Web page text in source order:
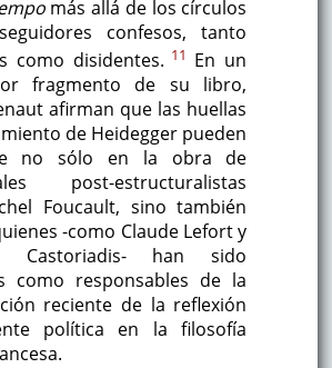
más allá de los círculos
confesos, tanto
como disidentes. 11 En un
fragmento de su libro,
afirman que las huellas
de Heidegger pueden
no sólo en la obra de
post-estructuralistas
Foucault, sino también
-como Claude Lefort y
Castoriadis- han sido
como responsables de la
reciente de la reflexión
política en la filosofía